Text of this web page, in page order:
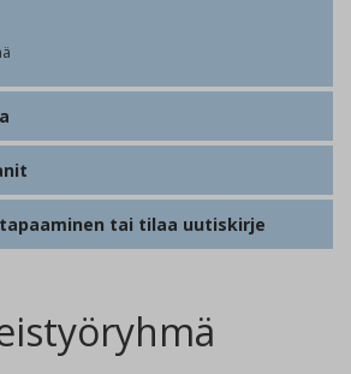
tai tilaa uutiskirje